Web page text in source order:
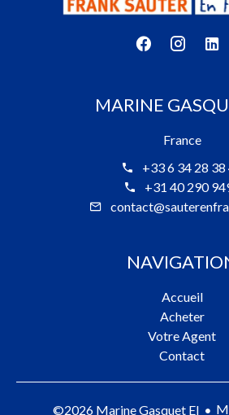
MARINE
France
+33 6 34 28 38
+31 40 290
Accueil
Acheter
Votre Agent
Contact
©2026 Marine Gasquet EI